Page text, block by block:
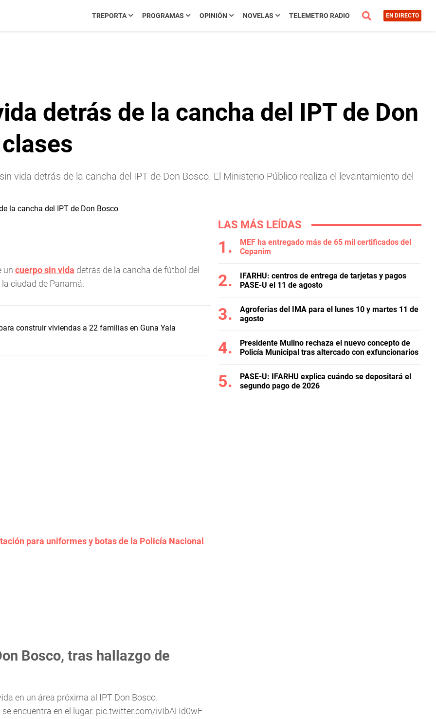
TREPORTA PROGRAMAS OPINIÓN NOVELAS TELEMETRO RADIO EN DIRECTO
detrás de la cancha del IPT de Don
vida detrás de la cancha del IPT de Don Bosco. El Ministerio Público realiza el levantamiento del
un cuerpo sin vida detrás de la cancha de fútbol del
ciudad de Panamá.
construir viviendas a 22 familias en Guna Yala
para uniformes y botas de la Policía Nacional
Bosco, tras hallazgo de
en un área próxima al IPT Don Bosco.
encuentra en el lugar. pic.twitter.com/ivIbAHd0wF
LAS MÁS LEÍDAS
MEF ha entregado más de 65 mil certificados del
Cepanim
IFARHU: centros de entrega de tarjetas y pagos
PASE-U el 11 de agosto
Agroferias del IMA para el lunes 10 y martes 11 de
agosto
Presidente Mulino rechaza el nuevo concepto de
Policía Municipal tras altercado con exfuncionarios
PASE-U: IFARHU explica cuándo se depositará el
segundo pago de 2026